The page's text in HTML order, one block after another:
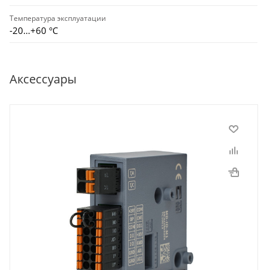
Температура эксплуатации
-20…+60 °С
Аксессуары